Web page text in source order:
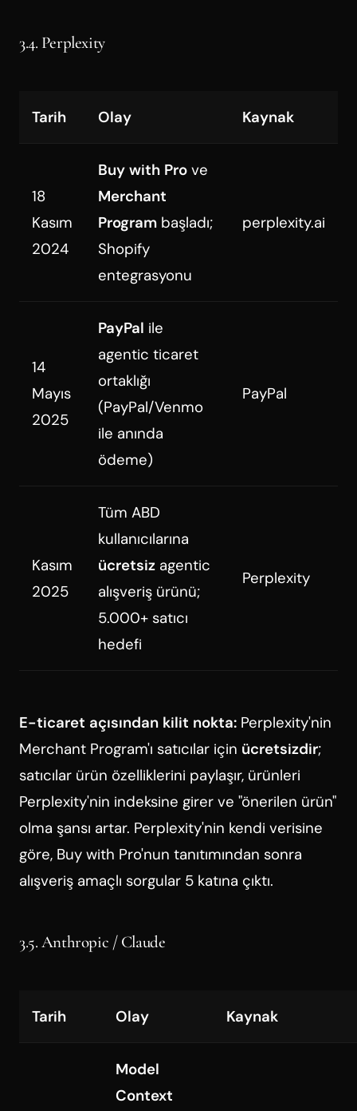
3.4. Perplexity
Tarih Olay Kaynak
18
Kasım
2024
Buy with Pro ve
Merchant
Program başladı;
Shopify
entegrasyonu
perplexity.ai
14
Mayıs
2025
PayPal ile
agentic ticaret
ortaklığı
(PayPal/Venmo
ile anında
ödeme)
PayPal
Kasım
2025
Tüm ABD
kullanıcılarına
ücretsiz agentic
alışveriş ürünü;
5.000+ satıcı
hedefi
Perplexity
E-ticaret açısından kilit nokta: Perplexity'nin
Merchant Program'ı satıcılar için ücretsizdir;
satıcılar ürün özelliklerini paylaşır, ürünleri
Perplexity'nin indeksine girer ve "önerilen ürün"
olma şansı artar. Perplexity'nin kendi verisine
göre, Buy with Pro'nun tanıtımından sonra
alışveriş amaçlı sorgular 5 katına çıktı.
3.5. Anthropic / Claude
Tarih Olay Kaynak
Model
Context